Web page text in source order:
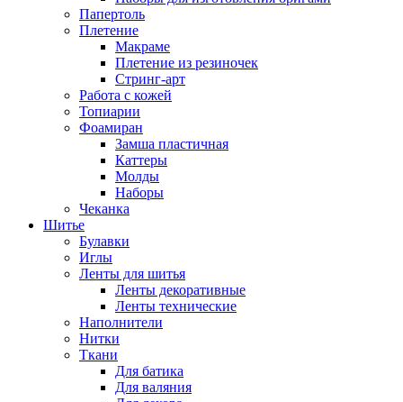
Папертоль
Плетение
Макраме
Плетение из резиночек
Стринг-арт
Работа с кожей
Топиарии
Фоамиран
Замша пластичная
Каттеры
Молды
Наборы
Чеканка
Шитье
Булавки
Иглы
Ленты для шитья
Ленты декоративные
Ленты технические
Наполнители
Нитки
Ткани
Для батика
Для валяния